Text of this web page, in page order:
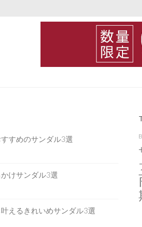
すめのサンダル3選
けサンダル3選
えるきれいめサンダル3選